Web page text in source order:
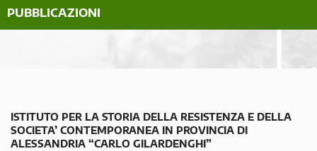
PUBBLICAZIONI
ISTITUTO PER LA STORIA DELLA RESISTENZA E DELLA
SOCIETA’ CONTEMPORANEA IN PROVINCIA DI
ALESSANDRIA “CARLO GILARDENGHI”